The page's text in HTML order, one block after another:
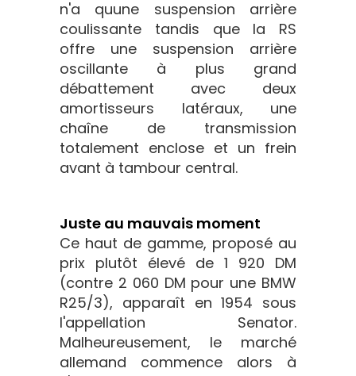
n'a quune suspension arrière
coulissante tandis que la RS
offre une suspension arrière
oscillante à plus grand
débattement avec deux
amortisseurs latéraux, une
chaîne de transmission
totalement enclose et un frein
avant à tambour central.
Juste au mauvais moment
Ce haut de gamme, proposé au
prix plutôt élevé de 1 920 DM
(contre 2 060 DM pour une BMW
R25/3), apparaît en 1954 sous
l'appellation Senator.
Malheureusement, le marché
allemand commence alors à